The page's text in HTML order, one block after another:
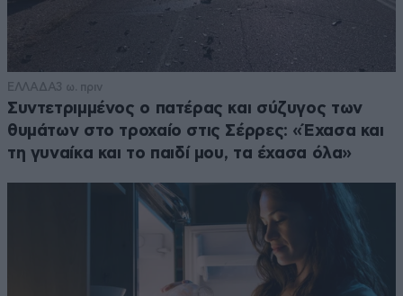
ΕΛΛΑΔΑ3 ω. πριν
Συντετριμμένος ο πατέρας και σύζυγος των
θυμάτων στο τροχαίο στις Σέρρες: «Έχασα και
τη γυναίκα και το παιδί μου, τα έχασα όλα»